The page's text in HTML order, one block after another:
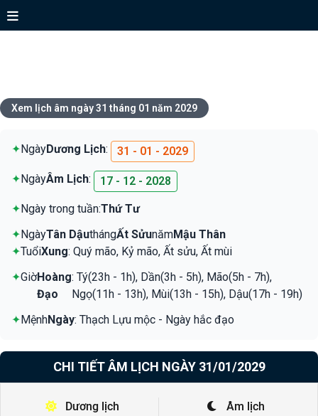
Xem lịch âm ngày 31 tháng 01 năm 2029
✦NgàyDương Lịch: 31 - 01 - 2029
✦NgàyÂm Lịch: 17 - 12 - 2028
✦Ngày trong tuần:Thứ Tư
✦NgàyTân DậuthángẤt SửunămMậu Thân
✦TuổiXung: Quý mão, Kỷ mão, Ất sửu, Ất mùi
✦GiờHoàng
Đạo
: Tý(23h - 1h), Dần(3h - 5h), Mão(5h - 7h),
Ngọ(11h - 13h), Mùi(13h - 15h), Dậu(17h - 19h)
✦MệnhNgày: Thạch Lựu mộc - Ngày hắc đạo
CHI TIẾT ÂM LỊCH NGÀY 31/01/2029
Dương lịch Âm lịch